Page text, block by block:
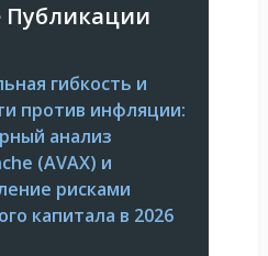
гибкость и
против инфляции:
анализ
(AVAX) и
рисками
капитала в 2026